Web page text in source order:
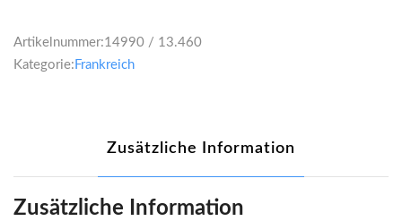
Artikelnummer:14990 / 13.460
Kategorie: Frankreich
Zusätzliche Information
Zusätzliche Information